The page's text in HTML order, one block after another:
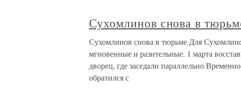
Сухомлинов снова в
Сухомлинов снова в тюрьме Для
мгновенные и разительные. 1 марта
дворец, где заседали параллельно
обратился с